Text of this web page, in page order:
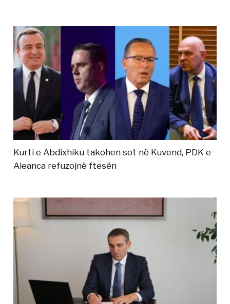
Kurti e Abdixhiku takohen sot në Kuvend, PDK e
Aleanca refuzojnë ftesën